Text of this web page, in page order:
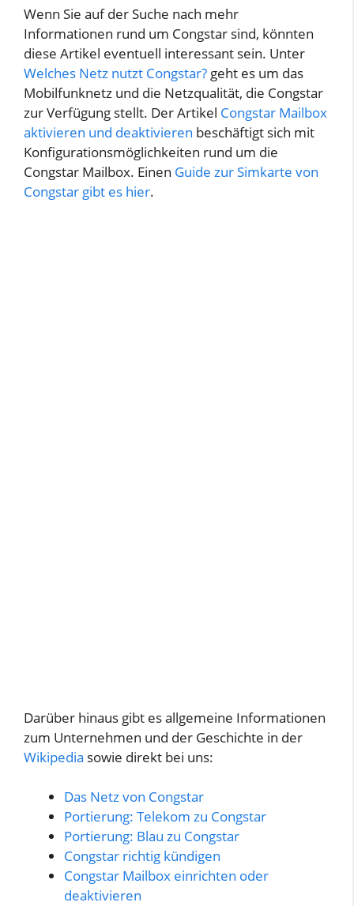
Wenn Sie auf der Suche nach mehr
Informationen rund um Congstar sind, könnten
diese Artikel eventuell interessant sein. Unter
Welches Netz nutzt Congstar? geht es um das
Mobilfunknetz und die Netzqualität, die Congstar
zur Verfügung stellt. Der Artikel Congstar Mailbox
aktivieren und deaktivieren beschäftigt sich mit
Konfigurationsmöglichkeiten rund um die
Congstar Mailbox. Einen Guide zur Simkarte von
Congstar gibt es hier.
Darüber hinaus gibt es allgemeine Informationen
zum Unternehmen und der Geschichte in der
Wikipedia sowie direkt bei uns:
Das Netz von Congstar
Portierung: Telekom zu Congstar
Portierung: Blau zu Congstar
Congstar richtig kündigen
Congstar Mailbox einrichten oder
deaktivieren